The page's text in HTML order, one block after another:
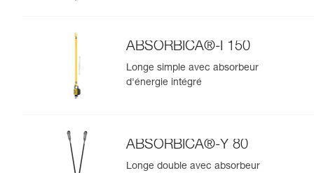
ABSORBICA®-I 150
Longe simple avec absorbeur
d'énergie intégré
ABSORBICA®-Y 80
Longe double avec absorbeur